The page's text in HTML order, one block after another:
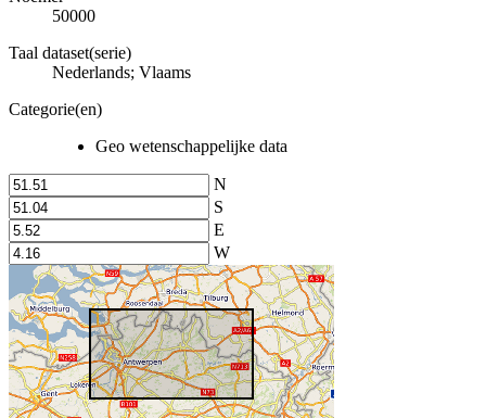
50000
Taal dataset(serie)
Nederlands; Vlaams
Categorie(en)
Geo wetenschappelijke data
N
S
E
W